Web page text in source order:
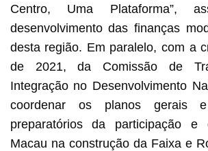
Centro, Uma Plataforma”,
desenvolvimento das finanças
desta região. Em paralelo, com a
de 2021, da Comissão de
Integração no Desenvolvimento
coordenar os planos gerais
preparatórios da participação e
Macau na construção da Faixa e